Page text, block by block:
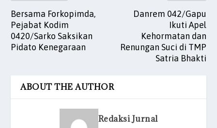
Bersama Forkopimda,
Pejabat Kodim
0420/Sarko Saksikan
Pidato Kenegaraan
Danrem 042/Gapu
Ikuti Apel
Kehormatan dan
Renungan Suci di TMP
Satria Bhakti
ABOUT THE AUTHOR
Redaksi Jurnal